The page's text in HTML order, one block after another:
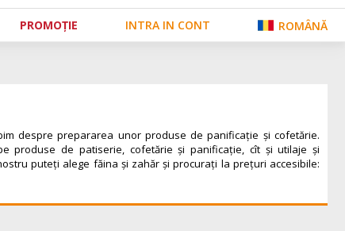
PROMOȚIE INTRA IN CONT ROMÂNĂ
despre prepararea unor produse de panificaţie şi cofetărie.
produse de patiserie, cofetărie și panificație, cît şi utilaje şi
puteți alege făina și zahăr și procurați la prețuri accesibile: